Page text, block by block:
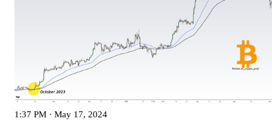
1:37 PM · May 17, 2024